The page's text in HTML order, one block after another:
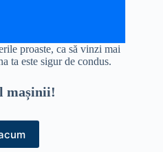
proaste, ca să vinzi mai
ta este sigur de condus.
mașinii!